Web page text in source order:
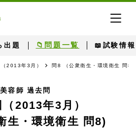
出題 📁問題一覧 📖試験情報
2013年3月） 問8 （公衆衛生・環境衛生 問8
美容師 過去問
2013年3月）
生・環境衛生 問8)